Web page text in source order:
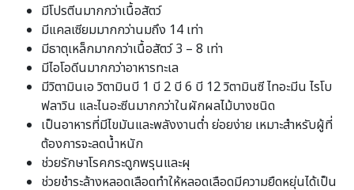
มีโปรตีนมากกว่าเนื้อสัตว์
มีแคลเซียมมากกว่านมถึง 14 เท่า
มีธาตุเหล็กมากกว่าเนื้อสัตว์ 3 – 8 เท่า
มีไอโอดีนมากกว่าอาหารทะเล
มีวิตามินเอ วิตามินบี 1 บี 2 บี 6 บี 12 วิตามินซี ไทอะมีน ไรโบ
ฟลาวิน และไนอะซีนมากกว่าในผักผลไม้บางชนิด
เป็นอาหารที่มีไขมันและพลังงานต่ำ ย่อยง่าย เหมาะสำหรับผู้ที่
ต้องการจะลดน้ำหนัก
ช่วยรักษาโรคกระดูกพรุนและผุ
ช่วยชำระล้างหลอดเลือดทำให้หลอดเลือดมีความยืดหยุ่นได้เป็น